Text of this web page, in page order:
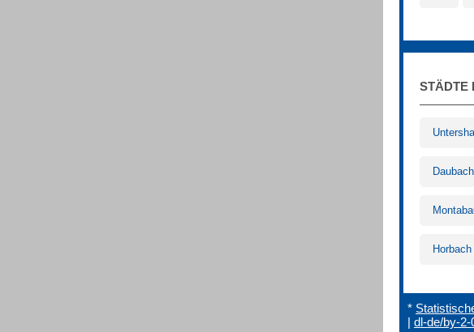
STÄDTE
*
| dl-de/by-2-